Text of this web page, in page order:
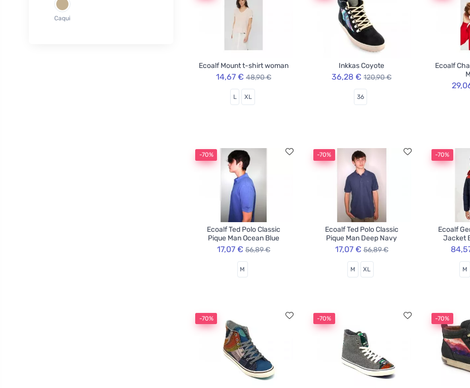
L
XL
Caqui
Ecoalf Mount t-shirt woman
14,67 € 48,90 €
L XL
Inkkas Coyote
36,28 € 120,90 €
36
Ecoalf
-70%
Ecoalf Ted Polo Classic
Pique Man Ocean Blue
17,07 € 56,89 €
M
-70%
Ecoalf Ted Polo Classic
Pique Man Deep Navy
17,07 € 56,89 €
M XL
-70%
Ecoalf
Jacket
M
-70% -70% -70%